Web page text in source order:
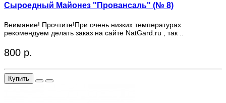
Сыроедный Майонез "Провансаль" (№ 8)
Внимание! Прочтите!При очень низких температурах
рекомендуем делать заказ на сайте NatGard.ru , так ..
800 р.
Купить